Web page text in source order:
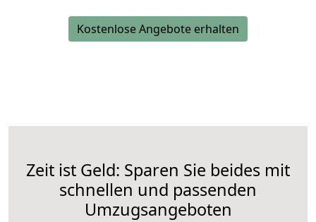
Kostenlose Angebote erhalten
Zeit ist Geld: Sparen Sie beides mit
schnellen und passenden
Umzugsangeboten